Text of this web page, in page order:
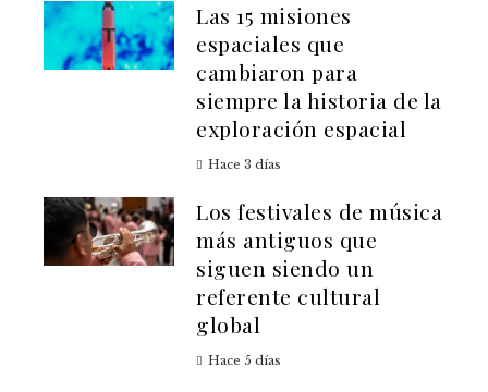
Las 15 misiones
espaciales que
cambiaron para
siempre la historia de la
exploración espacial
Hace 3 días
Los festivales de música
más antiguos que
siguen siendo un
referente cultural
global
Hace 5 días